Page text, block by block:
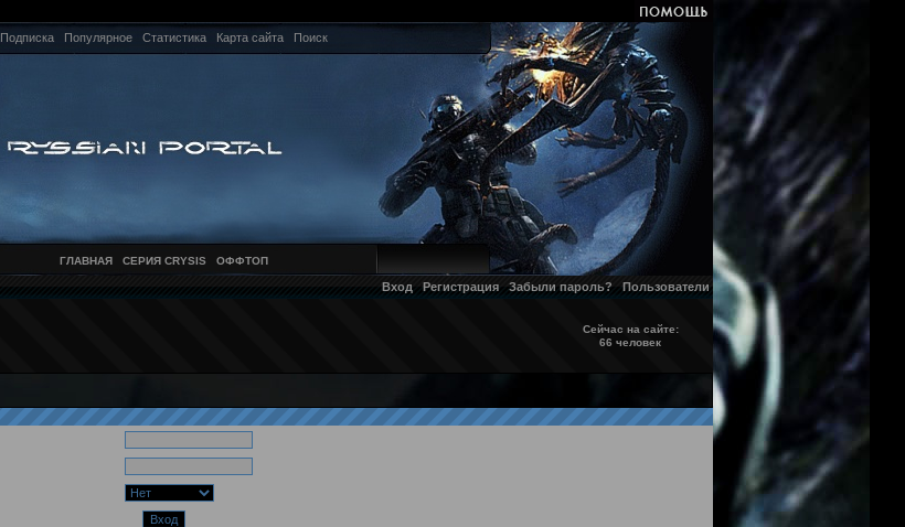
Подписка Популярное Статистика Карта сайта Поиск
ГЛАВНАЯ СЕРИЯ CRYSIS ОФФТОП
Вход Регистрация Забыли пароль? Пользователи
Сейчас на сайте:
66 человек